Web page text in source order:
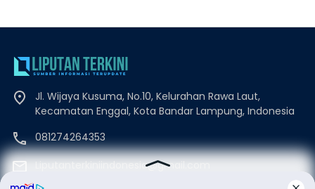
Jl. Wijaya Kusuma, No.10, Kelurahan Rawa Laut,
Kecamatan Enggal, Kota Bandar Lampung, Indonesia
081274264353
Liputanterkiniindonesia@gmail.com